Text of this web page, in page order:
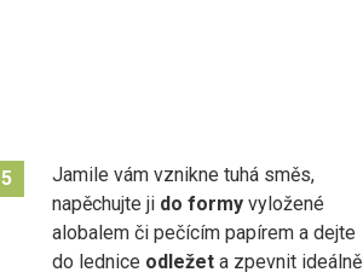
5
Jamile vám vznikne tuhá směs,
napěchujte ji do formyvyložené
alobalem či pečícím papírem a dejte
do lednice odležeta zpevnit ideálně